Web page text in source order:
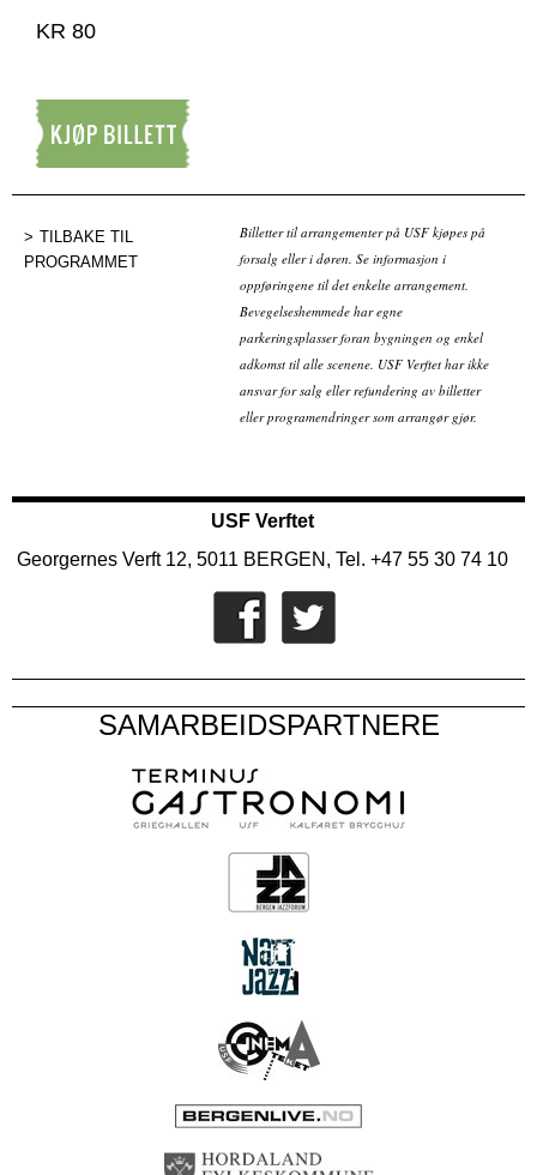
KR 80
TILBAKE TIL
PROGRAMMET
Billetter til arrangementer på USF kjøpes på
forsalg eller i døren. Se informasjon i
oppføringene til det enkelte arrangement.
Bevegelseshemmede har egne
parkeringsplasser foran bygningen og enkel
adkomst til alle scenene. USF Verftet har ikke
ansvar for salg eller refundering av billetter
eller programendringer som arrangør gjør.
USF Verftet
Georgernes Verft 12, 5011 BERGEN, Tel. +47 55 30 74 10
SAMARBEIDSPARTNERE